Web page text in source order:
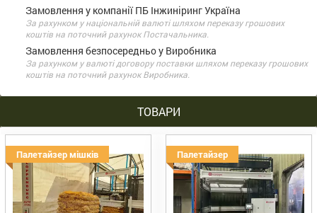
Замовлення у компанії ПБ Інжиніринг Україна
За рахунком у національній валюті шляхом переказу грошових
коштів на поточний рахунок Постачальника.
Замовлення безпосередньо у Виробника
За рахунком у валюті договору поставки шляхом переказу грошових
коштів на поточний рахунок Виробника.
ТОВАРИ
Палетайзер мішків Палетайзер